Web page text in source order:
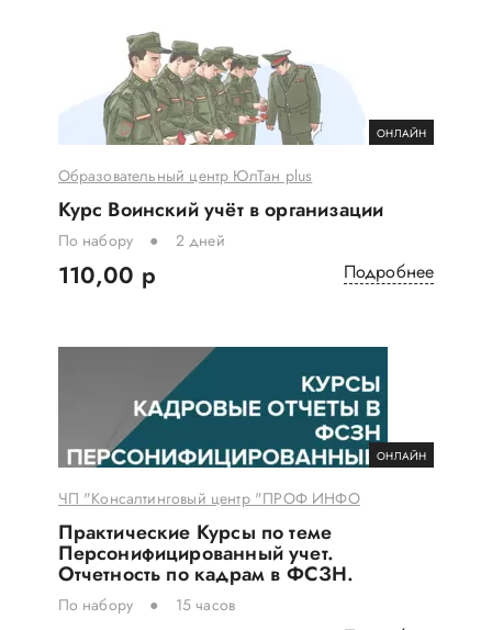
ОНЛАЙН
Образовательный центр ЮлТан plus
Курс Воинский учёт в организации
По набору 2 дней
110,00 р Подробнее
ОНЛАЙН
ЧП "Консалтинговый центр "ПРОФ ИНФО
Практические Курсы по теме
Персонифицированный учет.
Отчетность по кадрам в ФСЗН.
По набору 15 часов